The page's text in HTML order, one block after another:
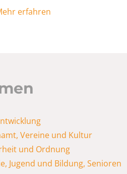
erfahren
Vereine und Kultur
und Ordnung
Jugend und Bildung, Senioren